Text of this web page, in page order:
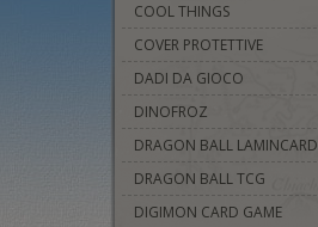
COOL THINGS
COVER PROTETTIVE
DADI DA GIOCO
DINOFROZ
DRAGON BALL LAMINCARD
DRAGON BALL TCG
DIGIMON CARD GAME